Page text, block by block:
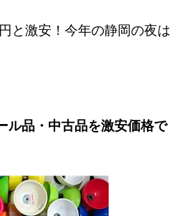
と激安！今年の静岡の夜は
ル品・中古品を激安価格で